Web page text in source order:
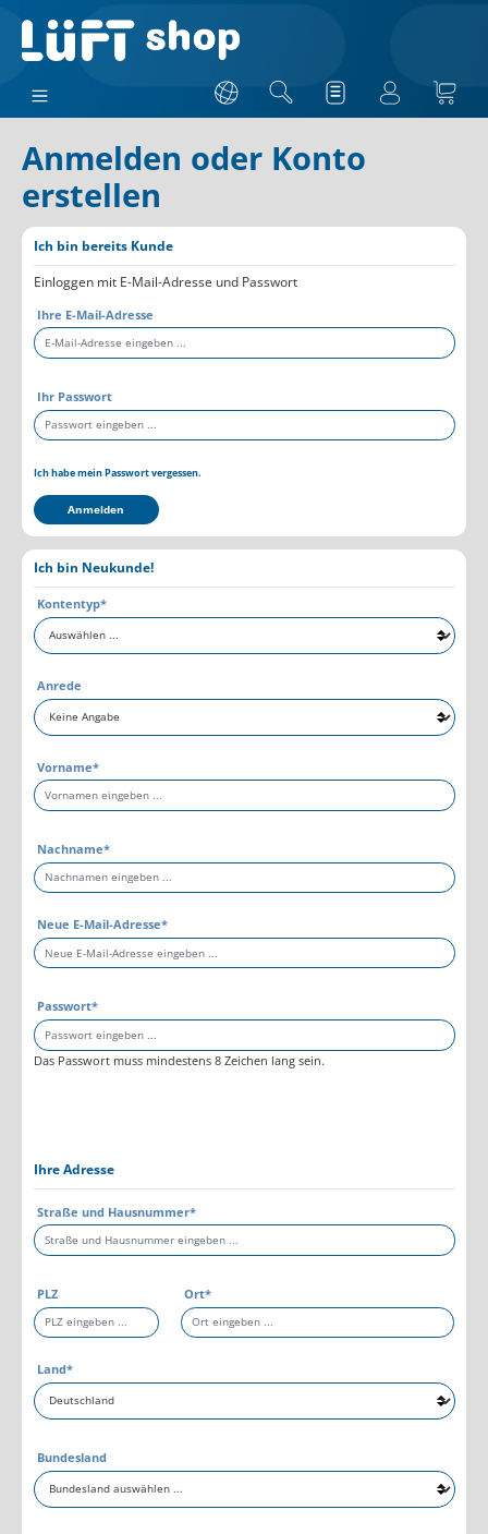
Anmelden oder Konto
erstellen
Ich bin bereits Kunde
Einloggen mit E-Mail-Adresse und Passwort
Ihre E-Mail-Adresse
Ihr Passwort
Ich habe mein Passwort vergessen.
Anmelden
Ich bin Neukunde!
Persönliche Informationen
Kontentyp*
Anrede
Vorname*
Nachname*
Neue E-Mail-Adresse*
Passwort*
Das Passwort muss mindestens 8 Zeichen lang sein.
Ihre Adresse
Straße und Hausnummer*
PLZ Ort*
Land*
Bundesland